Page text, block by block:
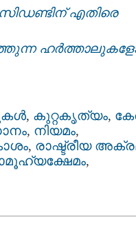
എതിരെ
, കുറ്റകൃത്യം,
, നിയമം,
, രാഷ്ട്രീയ
,